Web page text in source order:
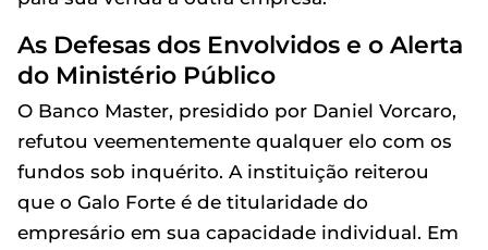
As Defesas dos Envolvidos e o Alerta
do Ministério Público
O Banco Master, presidido por Daniel Vorcaro,
refutou veementemente qualquer elo com os
fundos sob inquérito. A instituição reiterou
que o Galo Forte é de titularidade do
empresário em sua capacidade individual. Em